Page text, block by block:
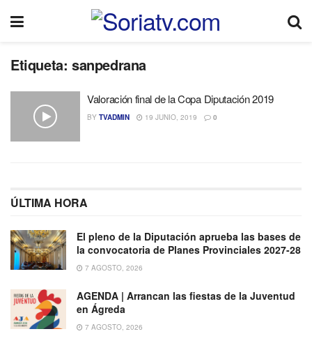
Etiqueta: sanpedrana
Valoración final de la Copa Diputación 2019
BY TVADMIN 19 JUNIO, 2019 0
ÚLTIMA HORA
El pleno de la Diputación aprueba las bases de
la convocatoria de Planes Provinciales 2027-28
7 AGOSTO, 2026
AGENDA | Arrancan las fiestas de la Juventud
en Ágreda
7 AGOSTO, 2026